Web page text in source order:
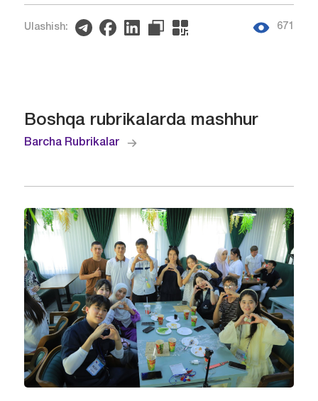
Ulashish: 671
Boshqa rubrikalarda mashhur
Barcha Rubrikalar